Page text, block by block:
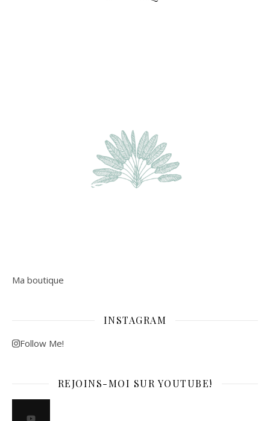
Ma boutique
INSTAGRAM
Follow Me!
REJOINS-MOI SUR YOUTUBE!